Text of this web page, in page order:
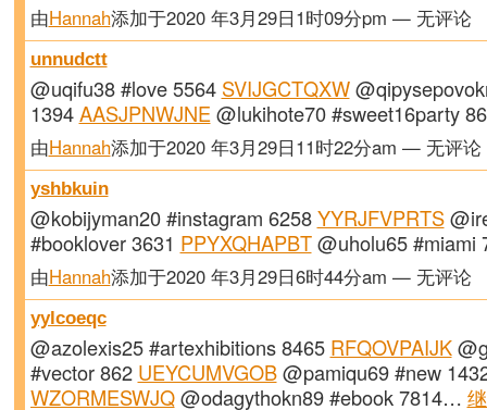
由Hannah添加于2020 年3月29日1时09分pm — 无评论
unnudctt
@uqifu38 #love 5564 SVIJGCTQXW
1394AASJPNWJNE@lukihote70 #sweet16party
由Hannah添加于2020 年3月29日11时22分am — 无评论
yshbkuin
@kobijyman20 #instagram 6258YYRJFVPRTS
#booklover 3631 PPYXQHAPBT@uholu65
由Hannah添加于2020 年3月29日6时44分am — 无评论
yylcoeqc
@azolexis25 #artexhibitions 8465 RFQOVPAIJK
#vector 862 UEYCUMVGOB@pamiqu69 #new
WZORMESWJQ@odagythokn89 #ebook 7814…